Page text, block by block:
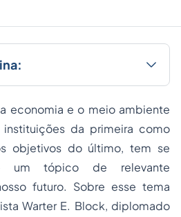
economia e o meio ambiente
da primeira como
objetivos do último, tem se
um tópico de relevante
futuro. Sobre esse tema
Warter E. Block, diplomado